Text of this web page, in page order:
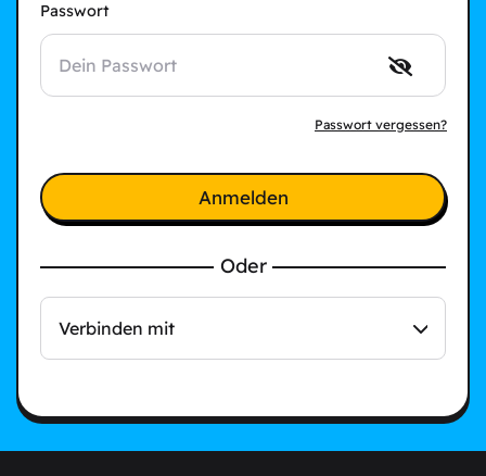
Passwort
Passwort vergessen?
Anmelden
Oder
Verbinden mit